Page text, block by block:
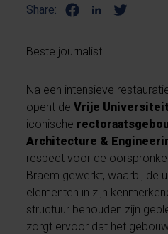
Share:
Beste journalist
Na een intensieve
opent deVrije
iconische
Architecture &
respect voor de
Braem gewerkt, waarbij de
elementen in zijn
structuur behouden zijn
zorgt ervoor dat het